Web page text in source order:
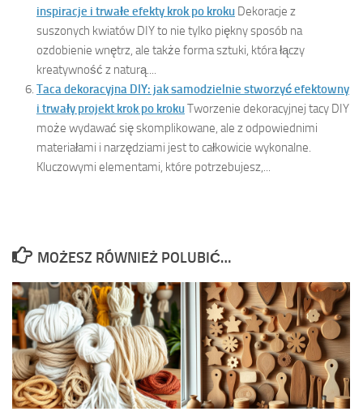
inspiracje i trwałe efekty krok po kroku Dekoracje z
suszonych kwiatów DIY to nie tylko piękny sposób na
ozdobienie wnętrz, ale także forma sztuki, która łączy
kreatywność z naturą....
Taca dekoracyjna DIY: jak samodzielnie stworzyć efektowny
i trwały projekt krok po krokuTworzenie dekoracyjnej tacy DIY
może wydawać się skomplikowane, ale z odpowiednimi
materiałami i narzędziami jest to całkowicie wykonalne.
Kluczowymi elementami, które potrzebujesz,...
MOŻESZ RÓWNIEŻ POLUBIĆ…